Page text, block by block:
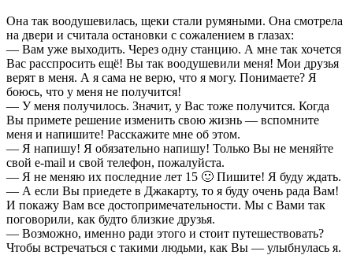
Она так воодушевилась, щеки стали румяными. Она смотрела
на двери и считала остановки с сожалением в глазах:
— Вам уже выходить. Через одну станцию. А мне так хочется
Вас расспросить ещё! Вы так воодушевили меня! Мои друзья
верят в меня. А я сама не верю, что я могу. Понимаете? Я
боюсь, что у меня не получится!
— У меня получилось. Значит, у Вас тоже получится. Когда
Вы примете решение изменить свою жизнь — вспомните
меня и напишите! Расскажите мне об этом.
— Я напишу! Я обязательно напишу! Только Вы не меняйте
свой e-mail и свой телефон, пожалуйста.
— Я не меняю их последние лет 15 🙂 Пишите! Я буду ждать.
— А если Вы приедете в Джакарту, то я буду очень рада Вам!
И покажу Вам все достопримечательности. Мы с Вами так
поговорили, как будто близкие друзья.
— Возможно, именно ради этого и стоит путешествовать?
Чтобы встречаться с такими людьми, как Вы — улыбнулась я.